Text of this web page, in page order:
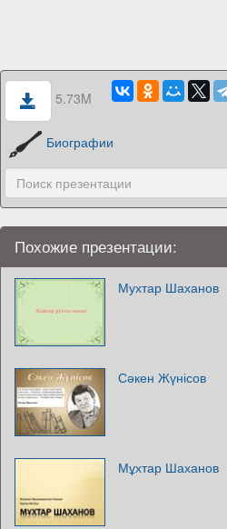
5.73M
Биографии
Похожие презентации:
Мухтар Шаханов
Сәкен Жүнісов
Мұхтар Шаханов